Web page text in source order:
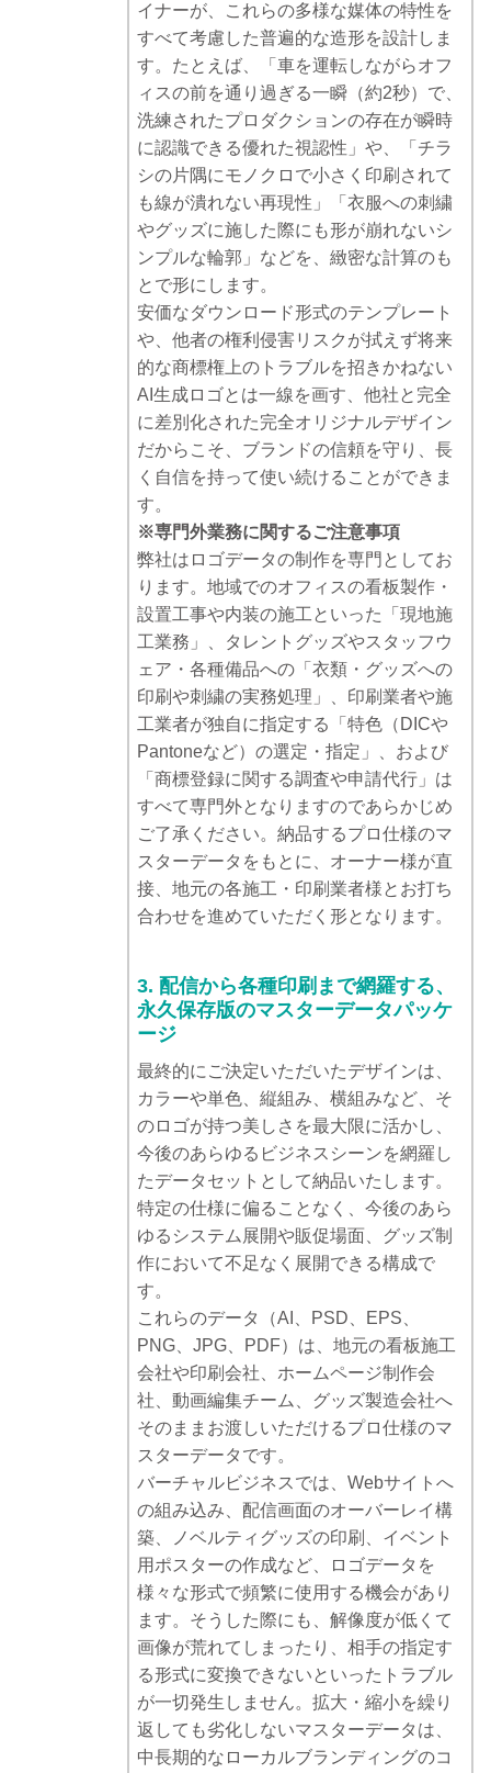
イナーが、これらの多様な媒体の特性を
すべて考慮した普遍的な造形を設計しま
す。たとえば、「車を運転しながらオフ
ィスの前を通り過ぎる一瞬（約2秒）で、
洗練されたプロダクションの存在が瞬時
に認識できる優れた視認性」や、「チラ
シの片隅にモノクロで小さく印刷されて
も線が潰れない再現性」「衣服への刺繍
やグッズに施した際にも形が崩れないシ
ンプルな輪郭」などを、緻密な計算のも
とで形にします。
安価なダウンロード形式のテンプレート
や、他者の権利侵害リスクが拭えず将来
的な商標権上のトラブルを招きかねない
AI生成ロゴとは一線を画す、他社と完全
に差別化された完全オリジナルデザイン
だからこそ、ブランドの信頼を守り、長
く自信を持って使い続けることができま
す。
※専門外業務に関するご注意事項
弊社はロゴデータの制作を専門としてお
ります。地域でのオフィスの看板製作・
設置工事や内装の施工といった「現地施
工業務」、タレントグッズやスタッフウ
ェア・各種備品への「衣類・グッズへの
印刷や刺繍の実務処理」、印刷業者や施
工業者が独自に指定する「特色（DICや
Pantoneなど）の選定・指定」、および
「商標登録に関する調査や申請代行」は
すべて専門外となりますのであらかじめ
ご了承ください。納品するプロ仕様のマ
スターデータをもとに、オーナー様が直
接、地元の各施工・印刷業者様とお打ち
合わせを進めていただく形となります。
3. 配信から各種印刷まで網羅する、
永久保存版のマスターデータパッケ
ージ
最終的にご決定いただいたデザインは、
カラーや単色、縦組み、横組みなど、そ
のロゴが持つ美しさを最大限に活かし、
今後のあらゆるビジネスシーンを網羅し
たデータセットとして納品いたします。
特定の仕様に偏ることなく、今後のあら
ゆるシステム展開や販促場面、グッズ制
作において不足なく展開できる構成で
す。
これらのデータ（AI、PSD、EPS、
PNG、JPG、PDF）は、地元の看板施工
会社や印刷会社、ホームページ制作会
社、動画編集チーム、グッズ製造会社へ
そのままお渡しいただけるプロ仕様のマ
スターデータです。
バーチャルビジネスでは、Webサイトへ
の組み込み、配信画面のオーバーレイ構
築、ノベルティグッズの印刷、イベント
用ポスターの作成など、ロゴデータを
様々な形式で頻繁に使用する機会があり
ます。そうした際にも、解像度が低くて
画像が荒れてしまったり、相手の指定す
る形式に変換できないといったトラブル
が一切発生しません。拡大・縮小を繰り
返しても劣化しないマスターデータは、
中長期的なローカルブランディングのコ